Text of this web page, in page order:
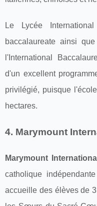
Le Lycée
baccalaureate ainsi
l'International
d'un excellent
privilégié, puisque
hectares.
4. Marymount
Marymount
catholique
accueille des élèves de